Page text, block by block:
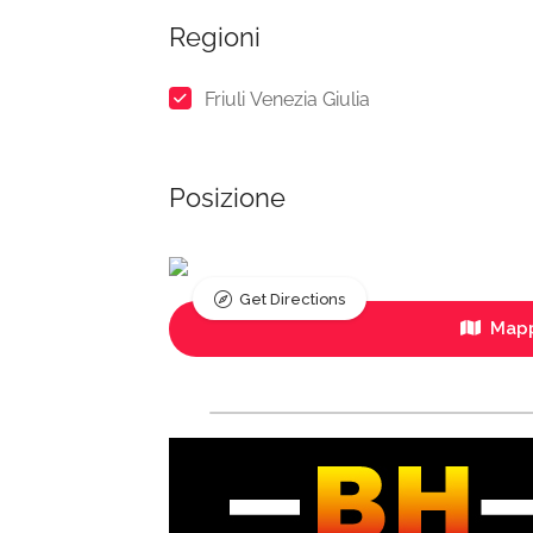
Regioni
Friuli Venezia Giulia
Posizione
Get Directions